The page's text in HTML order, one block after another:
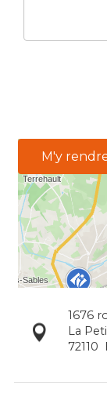
M'y
1676
La
72110